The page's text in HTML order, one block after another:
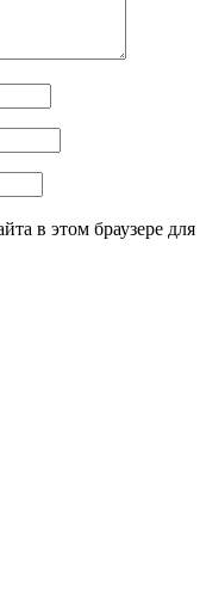
в этом браузере для